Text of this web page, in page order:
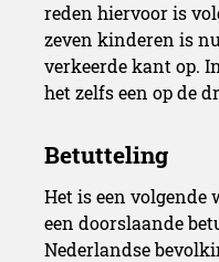
reden hiervoor is
zeven kinderen is
verkeerde kant op.
het zelfs een op de
Het is een volgende
een doorslaande
Nederlandse